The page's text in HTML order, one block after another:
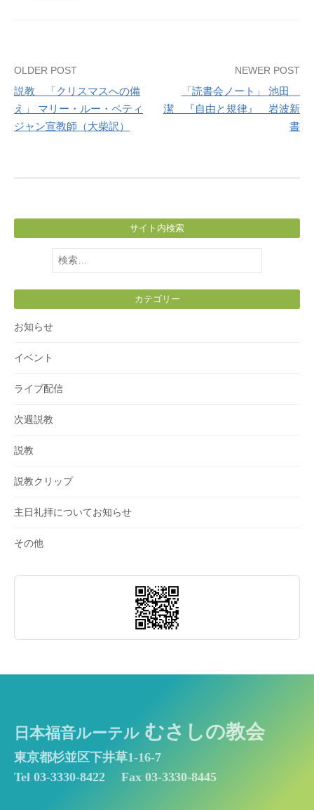
Post
navigation
OLDER POST
説教 「クリスマスへの備
え」 マリー・ルー・ペティ
ジャン宣教師（大柴訳）
NEWER POST
「読書会ノート」 池田
潔 『自由と規律』 岩波新
書
サイト内検索
検
索:
カテゴリー
お知らせ
イベント
ライブ配信
次週説教
説教
説教クリップ
主日礼拝についてお知らせ
その他
日本福音ルーテル むさしの教会
東京都杉並区下井草1-16-7
Tel 03-3330-8422
Fax 03-3330-8445